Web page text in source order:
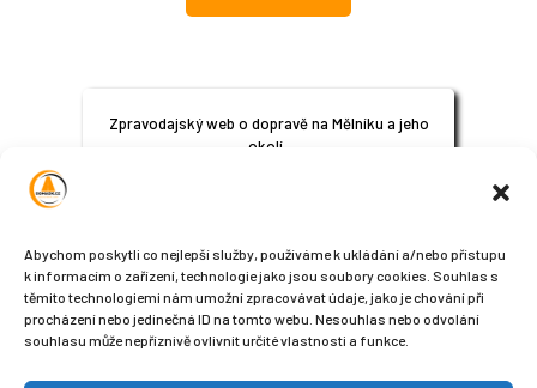
Abychom poskytli co nejlepší služby, používáme k ukládání a/nebo přístupu
k informacím o zařízení, technologie jako jsou soubory cookies. Souhlas s
těmito technologiemi nám umožní zpracovávat údaje, jako je chování při
procházení nebo jedinečná ID na tomto webu. Nesouhlas nebo odvolání
souhlasu může nepříznivě ovlivnit určité vlastnosti a funkce.
Zpravodajský web o dopravě na Mělníku a jeho
okolí.